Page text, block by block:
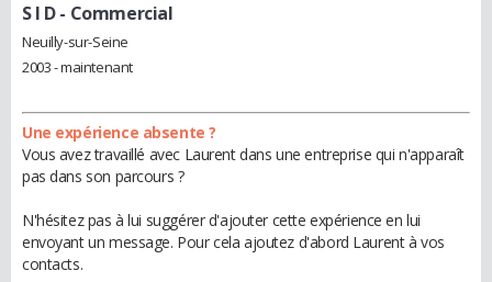
S I D- Commercial
Neuilly-sur-Seine
2003 - maintenant
Une expérience absente ?
Vous avez travaillé avec Laurent dans une entreprise qui n'apparaît
pas dans son parcours ?
N'hésitez pas à lui suggérer d'ajouter cette expérience en lui
envoyant un message. Pour cela ajoutez d'abord Laurent à vos
contacts.